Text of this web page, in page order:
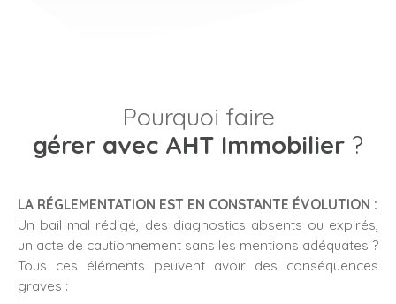
Pourquoi faire
gérer avec AHT Immobilier ?
LA RÉGLEMENTATION EST EN CONSTANTE ÉVOLUTION :
Un bail mal rédigé, des diagnostics absents ou expirés,
un acte de cautionnement sans les mentions adéquates ?
Tous ces éléments peuvent avoir des conséquences
graves :